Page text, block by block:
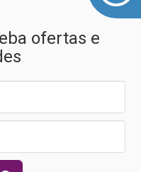
ofertas e